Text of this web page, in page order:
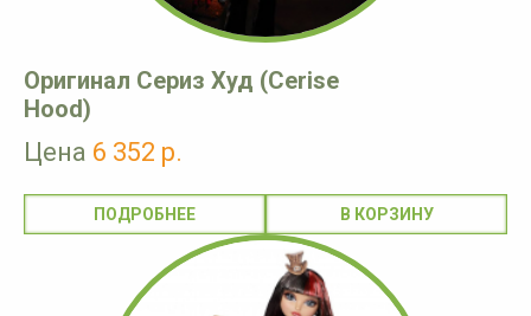
Оригинал Сериз Худ (Cerise
Hood)
Цена 6 352 р.
ПОДРОБНЕЕ